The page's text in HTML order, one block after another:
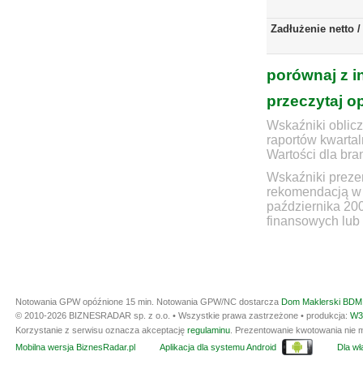
Zadłużenie netto
porównaj z
przeczytaj
Wskaźniki
raportów
Wartości dla
Wskaźniki
rekomendacją
października
finansowych lub
Notowania GPW opóźnione 15 min. Notowania GPW/NC dostarcza Dom Maklerski
© 2010-2026 BIZNESRADAR sp. z o.o. • Wszystkie prawa zastrzeżone • produkcja:
Korzystanie z serwisu oznacza akceptację regulaminu . Prezentowanie kwotowania
Mobilna wersja BiznesRadar.pl
Aplikacja dla systemu Android Dla